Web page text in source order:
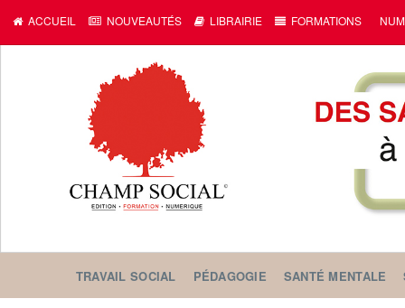
ACCUEIL NOUVEAUTÉS LIBRAIRIE FORMATIONS
TRAVAIL SOCIAL PÉDAGOGIE SANTÉ MENTALE